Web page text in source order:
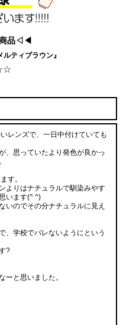
品◁◀
ルティブラウン』
レンズで、一日中付けていても
、思っていたより発色が良かっ
す。
よりはナチュラルで馴染みやす
います(^ ^)
いのでその分ナチュラルに見え
、学校でバレないようにという
?
ーと思いました。